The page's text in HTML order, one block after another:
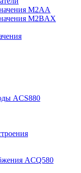
M2AA
M2BAX
ACS880
ACQ580